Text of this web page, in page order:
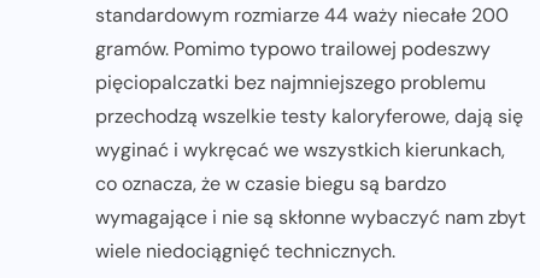
standardowym rozmiarze 44 waży niecałe 200
gramów. Pomimo typowo trailowej podeszwy
pięciopalczatki bez najmniejszego problemu
przechodzą wszelkie testy kaloryferowe, dają się
wyginać i wykręcać we wszystkich kierunkach,
co oznacza, że w czasie biegu są bardzo
wymagające i nie są skłonne wybaczyć nam zbyt
wiele niedociągnięć technicznych.